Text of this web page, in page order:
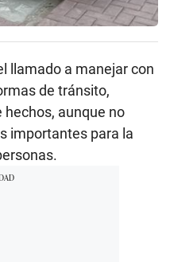
llamado a manejar con
de tránsito,
aunque no
importantes para la